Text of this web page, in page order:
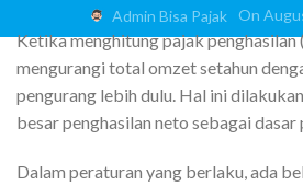
Admin Bisa Pajak On
Ketika menghitung pajak penghasilan
mengurangi total omzet setahun
pengurang lebih dulu. Hal ini
besar penghasilan neto sebagai dasar
Dalam peraturan yang berlaku, ada